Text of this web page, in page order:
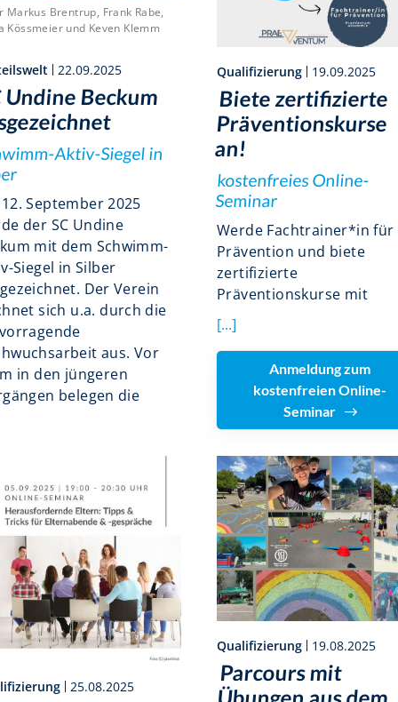
Markus Brentrup, Frank Rabe,
Kössmeier und Keven Klemm
22.09.2025
Undine Beckum
Aktiv-Siegel in
September 2025
der SC Undine
mit dem Schwimm-
Siegel in Silber
Der Verein
sich u.a. durch die
aus. Vor
in den jüngeren
belegen die
Qualifizierung 19.09.2025
Biete zertifizierte
Präventionskurse
an!
kostenfreies Online-
Seminar
Werde Fachtrainer*in für
Prävention und biete
zertifizierte
Präventionskurse mit
[...]
Anmeldung zum
kostenfreien Online-
Seminar
25.08.2025
Qualifizierung 19.08.2025
Parcours mit